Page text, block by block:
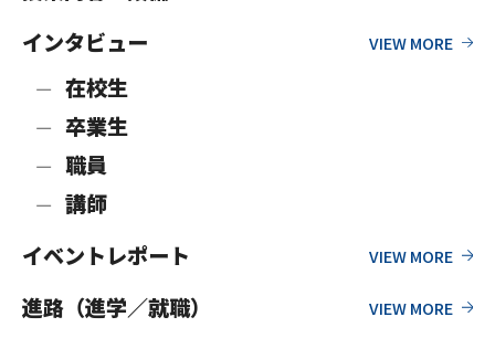
インタビュー
在校生
卒業生
職員
講師
イベントレポート
進路（進学／就職）